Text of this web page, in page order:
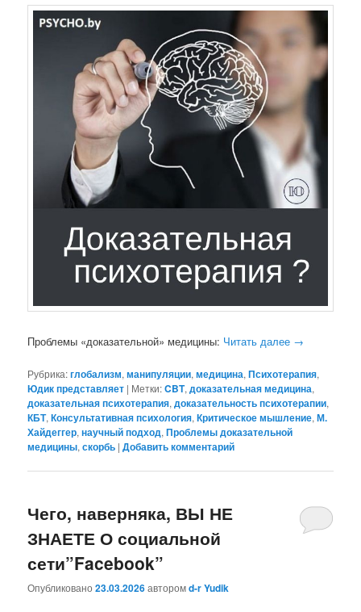
Проблемы «доказательной» медицины: Читать далее →
Рубрика:глобализм,манипуляции,медицина,Психотерапия,
Юдик представляет | Метки:CBT,доказательная медицина,
доказательная психотерапия,доказательность психотерапии,
КБТ,Консультативная психология,Критическое мышление,М.
Хайдеггер,научный подход,Проблемы доказательной
медицины,скорбь |Добавить комментарий
Чего, наверняка, ВЫ НЕ
ЗНАЕТЕ О социальной
сети”Facebook”
Опубликовано23.03.2026авторомd-r Yudik